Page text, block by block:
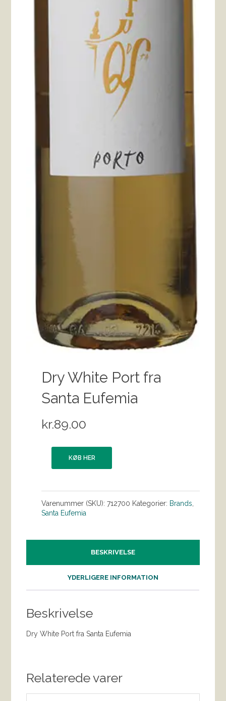
Dry White Port fra
Santa Eufemia
kr.89.00
KØB HER
Varenummer (SKU):712700 Kategorier: Brands
Santa Eufemia
BESKRIVELSE
YDERLIGERE INFORMATION
Beskrivelse
Dry White Port fra Santa Eufemia
Relaterede varer